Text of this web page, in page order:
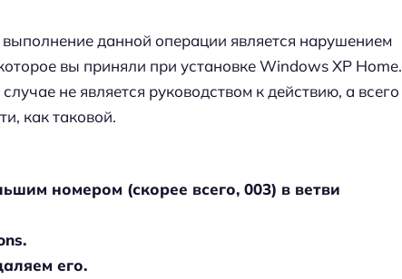
данной операции является нарушением
вы приняли при установке Windows XP Home.
не является руководством к действию, а всего
как таковой.
номером (скорее всего, 003) в ветви
его.